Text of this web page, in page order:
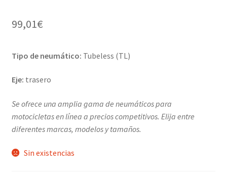
99,01€
Tipo de neumático: Tubeless (TL)
Eje: trasero
Se ofrece una amplia gama de neumáticos para
motocicletas en línea a precios competitivos. Elija entre
diferentes marcas, modelos y tamaños.
Sin existencias